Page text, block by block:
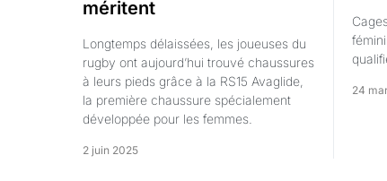
méritent
Longtemps délaissées, les joueuses du
rugby ont aujourd’hui trouvé chaussures
à leurs pieds grâce à la RS15 Avaglide,
la première chaussure spécialement
développée pour les femmes.
2 juin 2025
24